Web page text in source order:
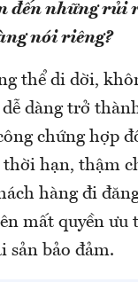
đến những rủi
nói riêng?
thể di dời,
dàng trở
chứng hợp
hạn, thậm
hàng đi
mất quyền ưu
sản bảo đảm.